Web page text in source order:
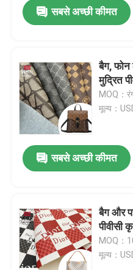
उत्पाद
हमारे बारे में
सबसे अच्छी कीमत
बैग,
मुद्रित
MOQ：
मूल्य：
सबसे अच्छी कीमत
बैग और
पीवीसी
MOQ：
मूल्य：